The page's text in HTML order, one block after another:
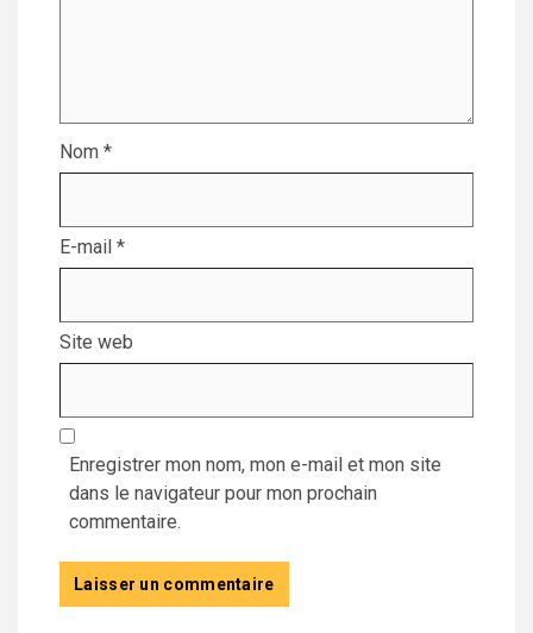
Nom *
E-mail *
Site web
Enregistrer mon nom, mon e-mail et mon site
dans le navigateur pour mon prochain
commentaire.